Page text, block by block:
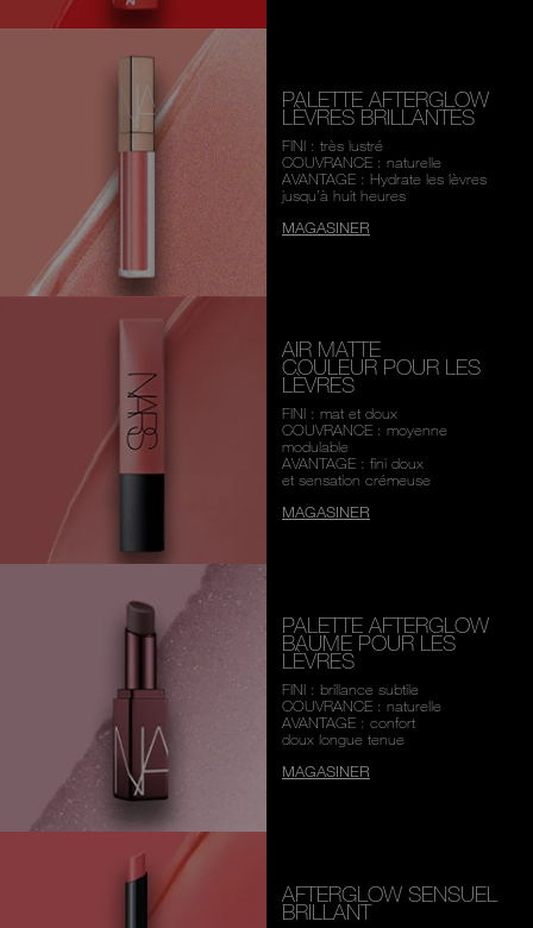
PALETTE AFTERGLOW
LÈVRES BRILLANTES
FINI : très lustré
COUVRANCE : naturelle
AVANTAGE : Hydrate les lèvres
jusqu’à huit heures
MAGASINER
AIR MATTE
COULEUR POUR LES
LÈVRES
FINI : mat et doux
COUVRANCE : moyenne
modulable
AVANTAGE : fini doux
et sensation crémeuse
MAGASINER
PALETTE AFTERGLOW
BAUME POUR LES
LÈVRES
FINI : brillance subtile
COUVRANCE : naturelle
AVANTAGE : confort
doux longue tenue
MAGASINER
AFTERGLOW SENSUEL
BRILLANT